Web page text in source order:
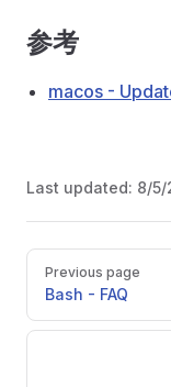
参考
macos -
Last updated: 8/5/
Pager
Previous page
Bash - FAQ